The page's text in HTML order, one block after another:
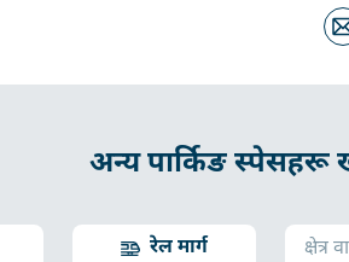
अन्य पार्किङ स्पेसहरू
रेल मार्ग